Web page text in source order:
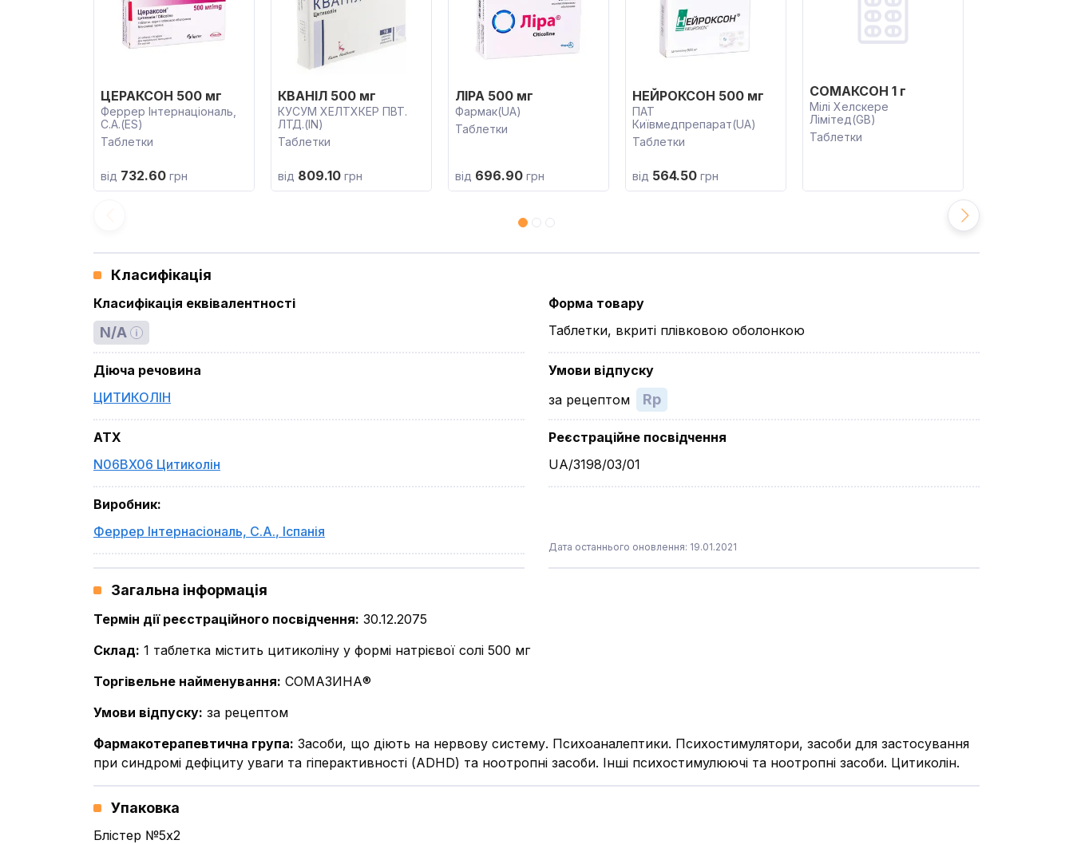
ЦЕРАКСОН 500 мг
Феррер Інтернаціональ,
С.А.(ES)
Таблетки
від 732.60 грн
КВАНІЛ 500 мг
КУСУМ ХЕЛТХКЕР ПВТ.
ЛТД.(IN)
Таблетки
від 809.10 грн
ЛІРА 500 мг
Фармак(UA)
Таблетки
від 696.90 грн
НЕЙРОКСОН 500 мг
ПАТ
Київмедпрепарат(UA)
Таблетки
від 564.50 грн
СОМАКСОН 1 г
Мілі Хелскере
Лімітед(GB)
Таблетки
Класифікація
Класифікація еквівалентності
N/A
Діюча речовина
ЦИТИКОЛІН
ATX
N06BX06 Цитиколін
Виробник:
Феррер Інтернасіональ, С.А., Іспанія
Форма товару
Таблетки, вкриті плівковою оболонкою
Умови відпуску
за рецептом
Rp
Реєстраційне посвідчення
UA/3198/03/01
Дата останнього оновлення: 19.01.2021
Загальна інформація
Термін дії реєстраційного посвідчення: 30.12.2075
Склад: 1 таблетка містить цитиколіну у формі натрієвої солі 500 мг
Торгівельне найменування: СОМАЗИНА®
Умови відпуску: за рецептом
Фармакотерапевтична група: Засоби, що діють на нервову систему. Психоаналептики. Психостимулятори, засоби для застосування
при синдромі дефіциту уваги та гіперактивності (ADHD) та ноотропні засоби. Інші психостимулюючі та ноотропні засоби. Цитиколін.
Упаковка
Блістер №5x2